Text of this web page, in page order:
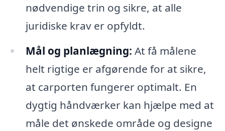
nødvendige trin og sikre, at alle
juridiske krav er opfyldt.
Mål og planlægning: At få målene
helt rigtige er afgørende for at sikre,
at carporten fungerer optimalt. En
dygtig håndværker kan hjælpe med at
måle det ønskede område og designe